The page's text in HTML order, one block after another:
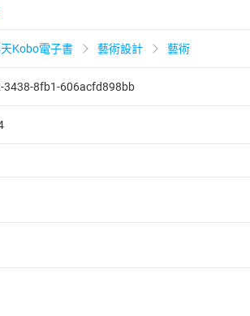
Kobo電子書 藝術設計 藝術
3438-8fb1-606acfd898bb
後段暨通訊交易解除權合理例外情事適用